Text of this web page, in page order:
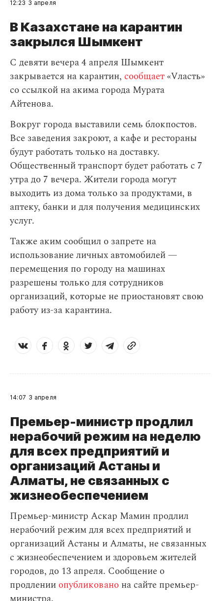
12:23 3 апреля
В Казахстане на карантин
закрылся Шымкент
С девяти вечера 4 апреля Шымкент
закрывается на карантин, сообщает«Vласть»
со ссылкой на акима города Мурата
Айтенова.
Вокруг города выставили семь блокпостов.
Все заведения закроют, а кафе и рестораны
будут работать только на доставку.
Общественный транспорт будет работать с 7
утра до 7 вечера. Жители города могут
выходить из дома только за продуктами, в
аптеку, банки и для получения медицинских
услуг.
Также аким сообщил о запрете на
использование личных автомобилей —
перемещения по городу на машинах
разрешены только для сотрудников
организаций, которые не приостановят свою
работу из-за карантина.
14:07 3 апреля
Премьер-министр продлил
нерабочий режим на неделю
для всех предприятий и
организаций Астаны и
Алматы, не связанных с
жизнеобеспечением
Премьер-министр Аскар Мамин продлил
нерабочий режим для всех предприятий и
организаций Астаны и Алматы, не связанных
с жизнеобеспечением и здоровьем жителей
городов, до 13 апреля. Сообщение о
продлении опубликовано на сайте премьер-